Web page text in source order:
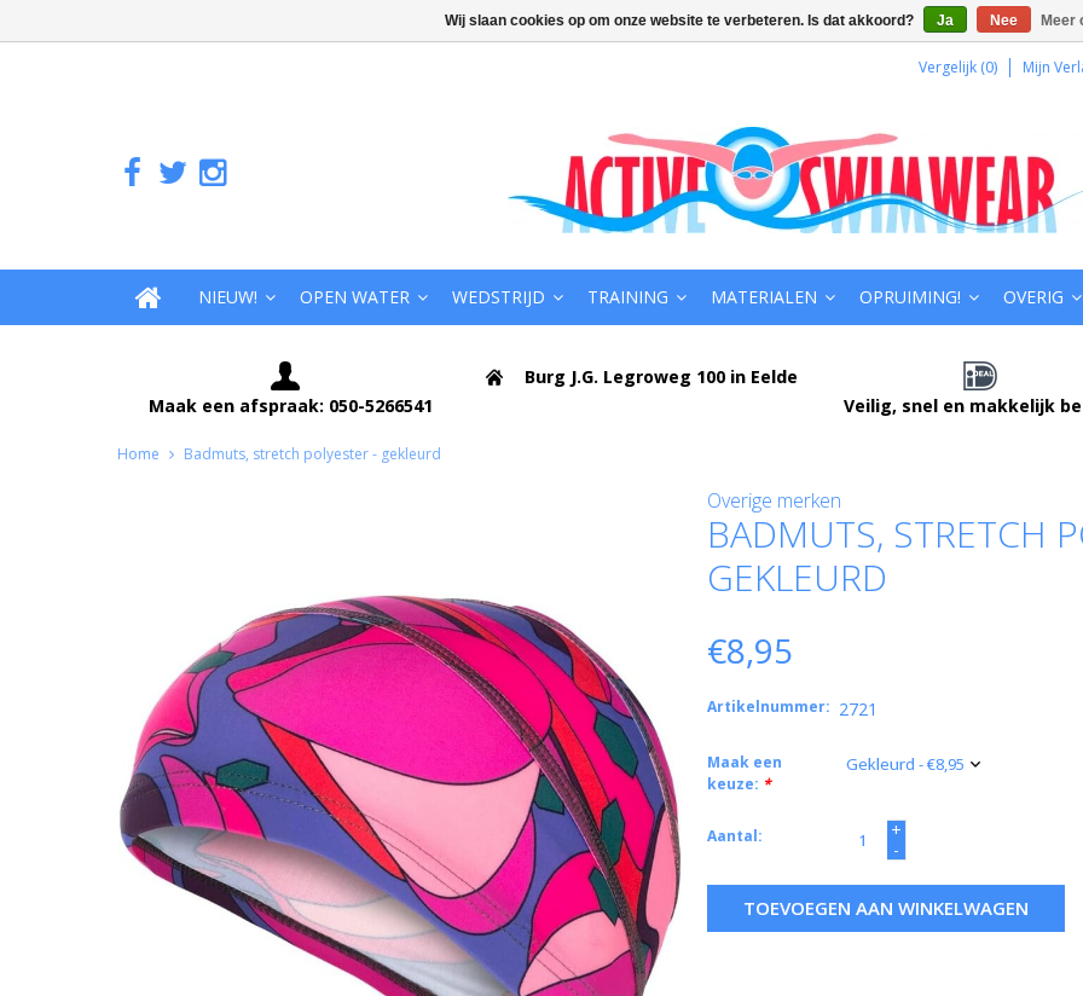
Vergelijk (0) Mijn
NIEUW! OPEN WATER WEDSTRIJD TRAINING MATERIALEN OPRUIMING! OVERIG
Maak een afspraak: 050-5266541
Burg J.G. Legroweg 100 in Eelde
Veilig, snel en makkelijk
Home Badmuts, stretch polyester - gekleurd
Overige merken
BADMUTS, STRETCH
GEKLEURD
€8,95
Artikelnummer: 2721
Maak een
keuze: *
Aantal:
+
-
TOEVOEGEN AAN WINKELWAGEN
Wij slaan cookies op om onze website te verbeteren. Is dat akkoord? Ja Nee Meer